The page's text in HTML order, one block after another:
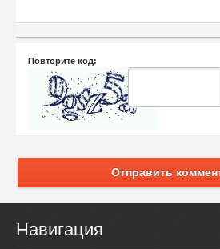
Повторите код:
Отправить
Навигация